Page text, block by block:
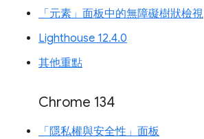
「元素」面板中的無障礙樹狀檢視
Lighthouse 12.4.0
其他重點
Chrome 134
「隱私權與安全性」面板